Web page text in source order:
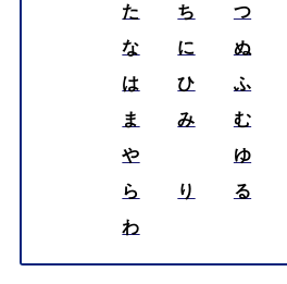
た
ち つ
な
に ぬ
は
ひ ふ
ま
み む
や
ゆ
ら
り る
わ